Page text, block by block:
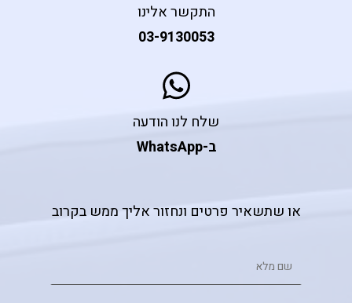
התקשר אלינו
03-9130053
שלח לנו הודעה
ב-WhatsApp
או שתשאיר פרטים ונחזור אליך ממש בקרוב